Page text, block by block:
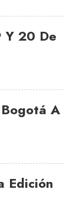
Y 20 De
A
Edición